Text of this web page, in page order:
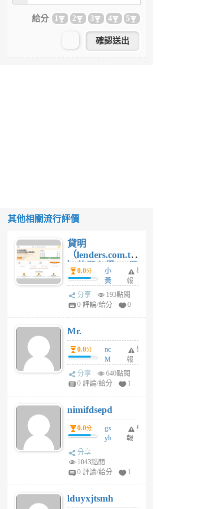
給分 1 2 3 4 5
其他相關流行評價
貸明
（lenders.com.tw
）使用心得 — 民
間貸款比較平台
體驗
0.0分
小
黃
蜂
1
舉
報
分享
193點閱
0 評論/給分
0
Mr.
0.0分
nc
M
U
F
U
5
個
月
舉
報
分享
640點閱
0 評論/給分
1
nimifdsepd
0.0分
gx
yh
jl
月
舉
報
分享
1043點閱
0 評論/給分
1
lduyxjtsmh